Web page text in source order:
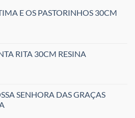
E OS PASTORINHOS 30CM
RITA 30CM RESINA
SENHORA DAS GRAÇAS